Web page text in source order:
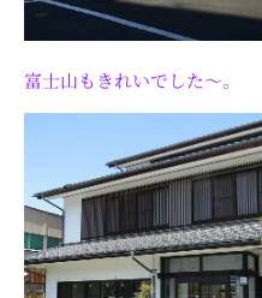
富士山もきれいでした～。